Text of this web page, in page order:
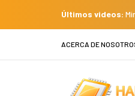
Últimos videos:
ACERCA DE